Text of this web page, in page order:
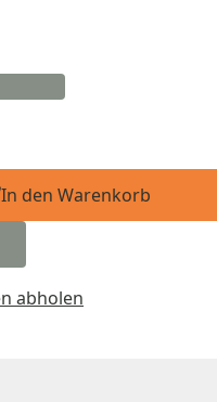
In den Warenkorb
abholen